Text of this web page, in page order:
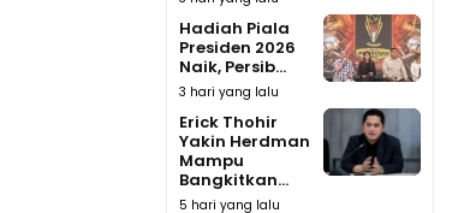
Hadiah Piala
Presiden 2026
Naik, Persib...
3 hari yang lalu
Erick Thohir
Yakin Herdman
Mampu
Bangkitkan...
5 hari yang lalu